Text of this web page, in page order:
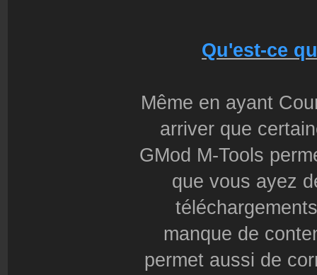
Qu'est-ce
Même en ayant
arriver que
GMod M-Tools
que vous ayez
manque de
permet aussi de